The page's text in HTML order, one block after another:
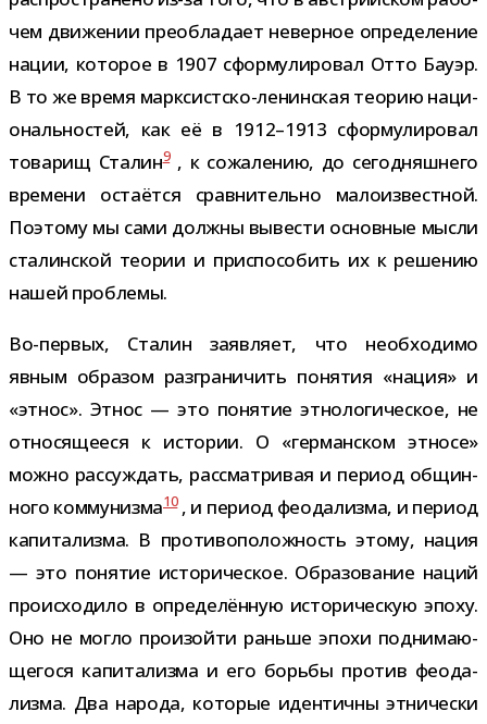
чем дви­же­нии пре­об­ла­дает невер­ное опре­де­ле­ние
нации, кото­рое в 1907 сфор­му­ли­ро­вал Отто Бауэр.
В то же время марксистско-​ленинская тео­рию наци­
о­наль­но­стей, как её в 1912–1913 сфор­му­ли­ро­вал
това­рищ Сталин9, к сожа­ле­нию, до сего­дняш­него
вре­мени оста­ётся срав­ни­тельно мало­из­вест­ной.
Поэтому мы сами должны выве­сти основ­ные мысли
ста­лин­ской тео­рии и при­спо­со­бить их к реше­нию
нашей проблемы.
Во-​первых, Сталин заяв­ляет, что необ­хо­димо
явным обра­зом раз­гра­ни­чить поня­тия «нация» и
«этнос». Этнос — это поня­тие этно­ло­ги­че­ское, не
отно­ся­ще­еся к исто­рии. О «гер­ман­ском этносе»
можно рас­суж­дать, рас­смат­ри­вая и период общин­
ного ком­му­низма10, и период фео­да­лизма, и период
капи­та­лизма. В про­ти­во­по­лож­ность этому, нация
— это поня­тие исто­ри­че­ское. Образование наций
про­ис­хо­дило в опре­де­лён­ную исто­ри­че­скую эпоху.
Оно не могло про­изойти раньше эпохи под­ни­ма­ю­
ще­гося капи­та­лизма и его борьбы про­тив фео­да­
лизма. Два народа, кото­рые иден­тичны этни­че­ски